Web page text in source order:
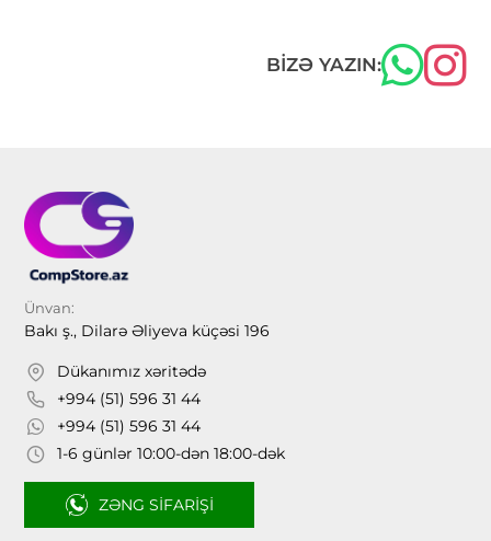
BIZƏ YAZIN:
Ünvan:
Bakı ş., Dilarə Əliyeva küçəsi 196
Dükanımız xəritədə
+994 (51) 596 31 44
+994 (51) 596 31 44
1-6 günlər 10:00-dən 18:00-dək
ZƏNG SIFARIŞI